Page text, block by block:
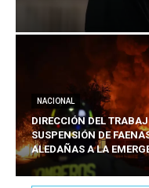
NACIONAL
DIRECCIÓN DEL
SUSPENSIÓN DE
ALEDAÑAS A LA